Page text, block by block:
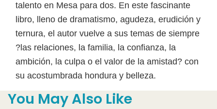
talento en Mesa para dos. En este fascinante
libro, lleno de dramatismo, agudeza, erudición y
ternura, el autor vuelve a sus temas de siempre
?las relaciones, la familia, la confianza, la
ambición, la culpa o el valor de la amistad? con
su acostumbrada hondura y belleza.
You May Also Like